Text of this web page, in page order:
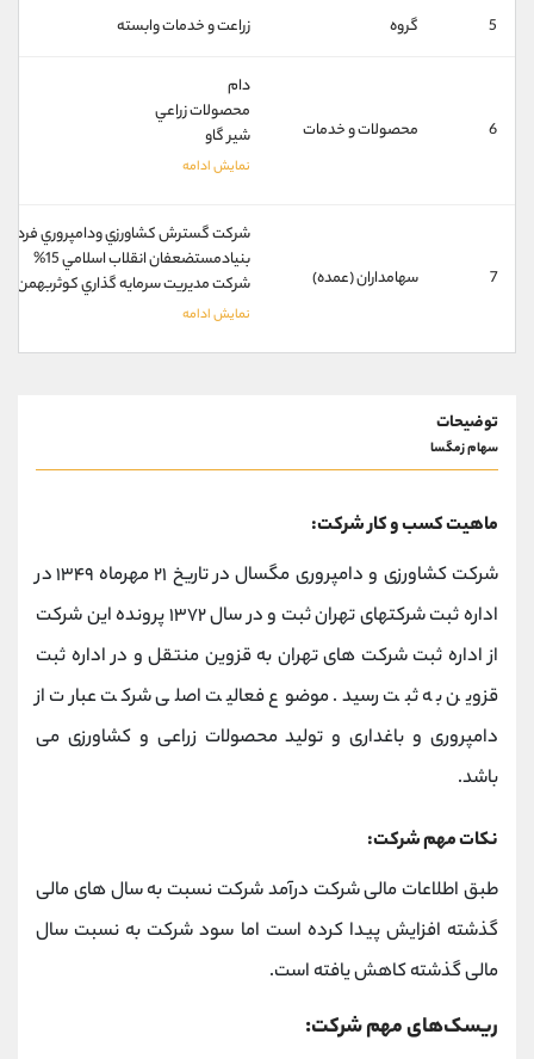
5 گروه زراعت و خدمات وابسته
6 محصولات و خدمات
دام
محصولات زراعي
شير گاو
7 سهامداران (عمده)
شركت گسترش كشاورزي ودامپروري فردوس
بنيادمستضعفان انقلاب اسلامي 15%
شركت مديريت سرمايه گذاري كوثربهمن
توضیحات
سهام زمگسا
ماهیت کسب و کار شرکت:
شرکت کشاورزی و دامپروری مگسال در تاریخ ۲۱ مهرماه ۱۳۴۹ در
اداره ثبت شرکتهای تهران ثبت و در سال ۱۳۷۲ پرونده این شرکت
از اداره ثبت شرکت های تهران به قزوین منتقل و در اداره ثبت
قزوین به ثبت رسید. موضوع فعالیت اصلی شرکت عبارت از
دامپروری و باغداری و تولید محصولات زراعی و کشاورزی می
باشد.
نکات مهم شرکت:
طبق اطلاعات مالی شرکت درآمد شرکت نسبت به سال های مالی
گذشته افزایش پیدا کرده است اما سود شرکت به نسبت سال
مالی گذشته کاهش یافته است.
ریسک‌های مهم شرکت: